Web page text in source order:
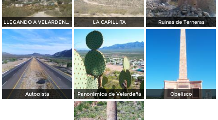
LLEGANDO A VELARDEÑA POR LAS PLAYAS LA CAPILLITA Ruinas de Terneras
Autopista Panorámica de Velardeña Obelisco